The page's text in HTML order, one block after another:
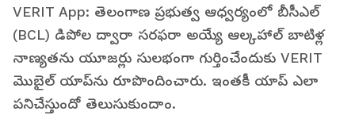
VERIT App: తెలంగాణ ప్రభుత్వ ఆధ్వర్యంలో బీసీఎల్
(BCL) డిపోల ద్వారా సరఫరా అయ్యే ఆల్కహాల్ బాటిళ్ల
నాణ్యతను యూజర్లు సులభంగా గుర్తించేందుకు VERIT
మొబైల్ యాప్‌ను రూపొందించారు. ఇంతకీ యాప్ ఎలా
పనిచేస్తుందో తెలుసుకుందాం.